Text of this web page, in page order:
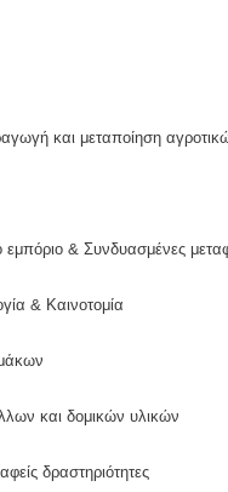
και μεταποίηση
εμπόριο & Συνδυασμένες
& Καινοτομία
και δομικών υλικών
δραστηριότητες